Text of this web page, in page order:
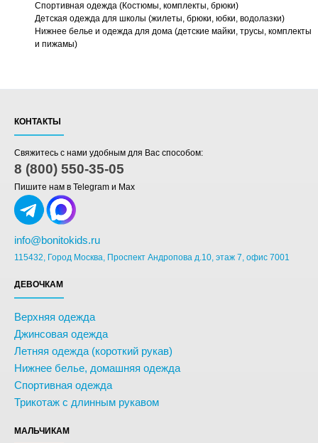
Спортивная одежда (Костюмы, комплекты, брюки)
Детская одежда для школы (жилеты, брюки, юбки, водолазки)
Нижнее белье и одежда для дома (детские майки, трусы, комплекты
и пижамы)
КОНТАКТЫ
Свяжитесь с нами удобным для Вас способом:
8 (800) 550-35-05
Пишите нам в Telegram и Max
info@bonitokids.ru
115432, Город Москва, Проспект Андропова д.10, этаж 7, офис 7001
ДЕВОЧКАМ
Верхняя одежда
Джинсовая одежда
Летняя одежда (короткий рукав)
Нижнее белье, домашняя одежда
Спортивная одежда
Трикотаж с длинным рукавом
МАЛЬЧИКАМ